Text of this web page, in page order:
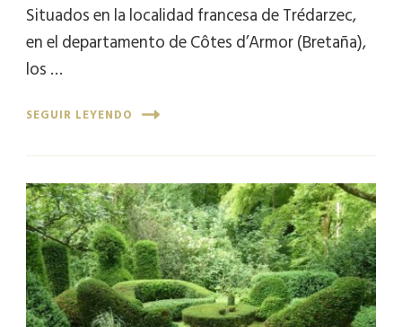
Situados en la localidad francesa de Trédarzec,
en el departamento de Côtes d’Armor (Bretaña),
los …
SEGUIR LEYENDO